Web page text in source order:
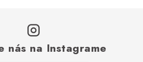
nás na Instagrame